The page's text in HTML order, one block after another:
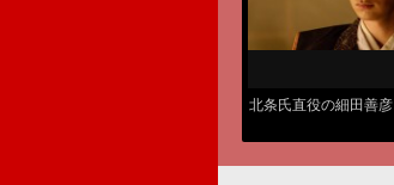
北条氏直役の細田善彦